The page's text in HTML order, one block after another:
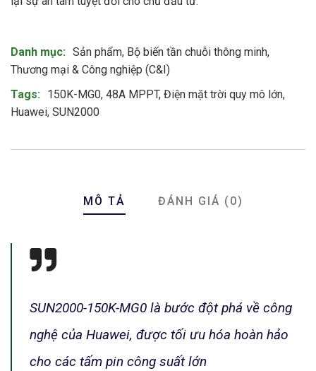
Danh mục: Sản phẩm, Bộ biến tần chuỗi thông minh,
Thương mại & Công nghiệp (C&I)
Tags: 150K-MG0, 48A MPPT, Điện mặt trời quy mô lớn,
Huawei, SUN2000
MÔ TẢ ĐÁNH GIÁ (0)
SUN2000-150K-MG0 là bước đột phá về công
nghệ của Huawei, được tối ưu hóa hoàn hảo
cho các tấm pin công suất lớn